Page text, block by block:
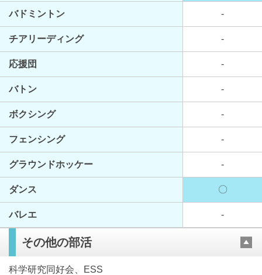
バドミントン -
チアリーディング -
応援団 -
バトン -
ボクシング -
フェンシング -
グラウンドホッケー -
ダンス 〇
バレエ -
その他の部活
科学研究同好会、ESS